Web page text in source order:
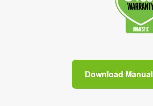
Download Manual